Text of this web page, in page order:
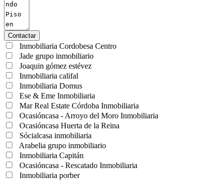
Contactar
Inmobiliaria Cordobesa Centro
Jade grupo inmobiliario
Joaquin gómez estévez
Inmobiliaria califal
Inmobiliaria Domus
Ese & Eme Inmobiliaria
Mar Real Estate Córdoba Inmobiliaria
Ocasióncasa - Arroyo del Moro Inmobiliaria
Ocasióncasa Huerta de la Reina
Sócialcasa inmobiliaria
Arabelia grupo inmobiliario
Inmobiliaria Capitán
Ocasióncasa - Rescatado Inmobiliaria
Inmobiliaria porber